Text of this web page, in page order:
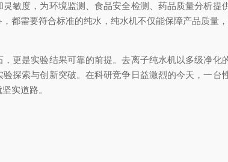
敏度，为环境监测、食品安全检测、药品质量分析
都需要符合标准的纯水，纯水机不仅能保障产品质量
是实验结果可靠的前提。去离子纯水机以多级净化
探索与创新突破。在科研竞争日益激烈的今天，一
实道路。